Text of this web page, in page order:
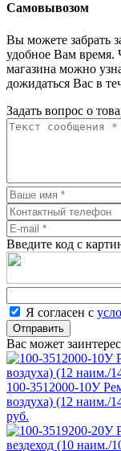
Самовывозом
Вы можете забрать
удобное Вам время.
магазина можно
дожидаться Вас в
Задать вопрос о
Введите код с
Я согласен с
Отправить
Вас может
100-3512000-10У
воздуха) (12
руб.